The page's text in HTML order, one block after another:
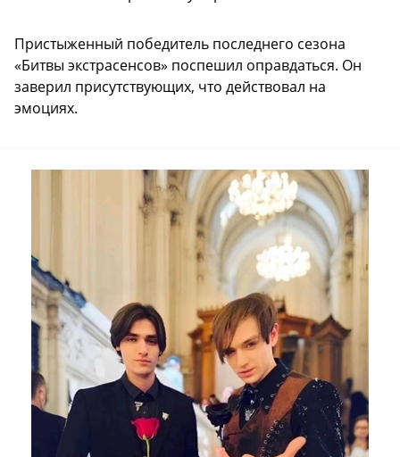
Пристыженный победитель последнего сезона
«Битвы экстрасенсов» поспешил оправдаться. Он
заверил присутствующих, что действовал на
эмоциях.